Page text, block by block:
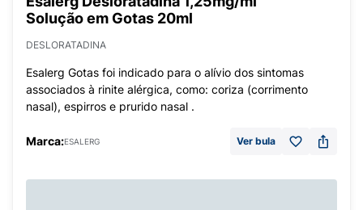
Solução em Gotas 20ml
DESLORATADINA
Esalerg Gotas foi indicado para o alívio dos sintomas
associados à rinite alérgica, como: coriza (corrimento
nasal), espirros e prurido nasal .
Marca:ESALERG Ver bula